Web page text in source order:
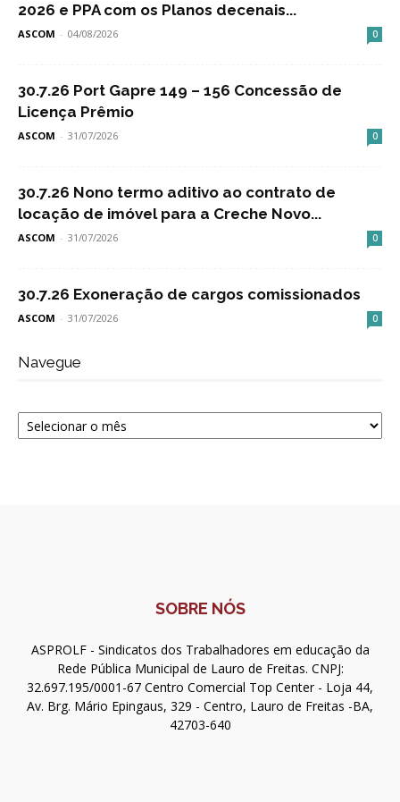
2026 e PPA com os Planos decenais...
ASCOM - 04/08/2026 0
30.7.26 Port Gapre 149 – 156 Concessão de
Licença Prêmio
ASCOM - 31/07/2026 0
30.7.26 Nono termo aditivo ao contrato de
locação de imóvel para a Creche Novo...
ASCOM - 31/07/2026 0
30.7.26 Exoneração de cargos comissionados
ASCOM - 31/07/2026 0
Navegue
Navegue
SOBRE NÓS
ASPROLF - Sindicatos dos Trabalhadores em educação da
Rede Pública Municipal de Lauro de Freitas. CNPJ:
32.697.195/0001-67 Centro Comercial Top Center - Loja 44,
Av. Brg. Mário Epingaus, 329 - Centro, Lauro de Freitas -BA,
42703-640